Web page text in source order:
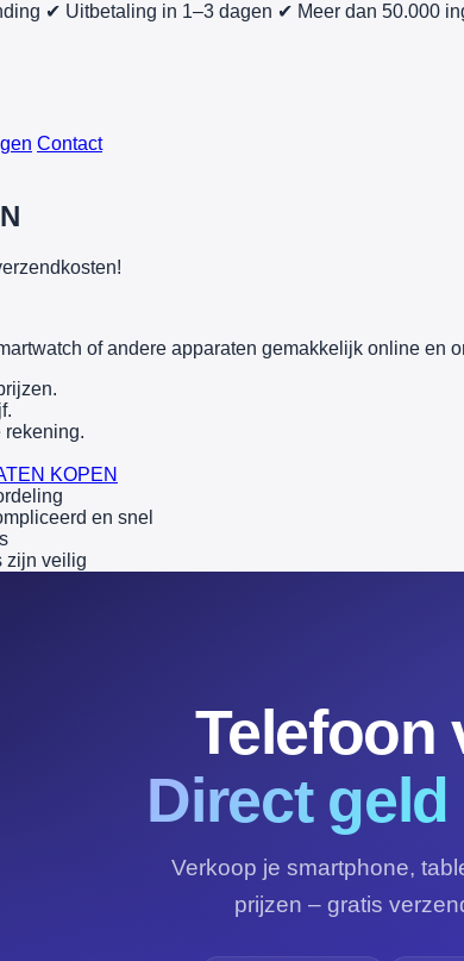
✔ Uitbetaling in 1–3 dagen ✔ Meer dan 50.000
Contact
of andere apparaten gemakkelijk online en
rekening.
KOPEN
en snel
zijn veilig
Telefoon
Direct
Verkoop je smartphone,
prijzen – gratis